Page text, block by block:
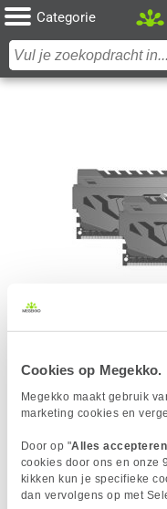
Cookies op Megekko.
Megekko maakt gebruik
marketing cookies en
Door op "Alles accepteren
cookies door ons en onze
kikken kun je specifieke
dan vervolgens op met
Categorie
PATRIOT MEMORY
3600MHZ ()
Het product dat je
Wij doen ons uiterste
mogelijk leverbaar te
moment bij geen van
We helpen je graag